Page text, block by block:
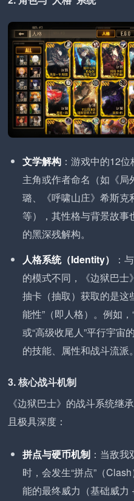
文学解构 ：游戏中的12
主角或作者命名（如《
璐、《呼啸山庄》希斯克
等），其性格与背景故事
的黑深残解构。
人格系统（Identity）
：
的模式不同，《边狱巴士
抽卡（抽取）获取的是这
能性”（即人格）。例如
或“高级收尾人”平行宇宙
的技能、属性和战斗流派。
3. 核心战斗机制
《边狱巴士》的战斗系统继
且极具深度：
拼点与硬币机制 ：当敌
时，会发生“拼点”（
能的最终威力（基础威力